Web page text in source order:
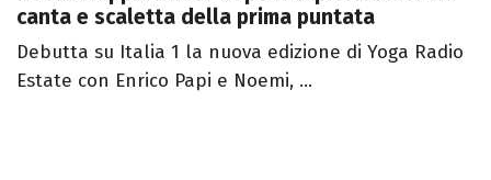
canta e scaletta della prima puntata
Debutta su Italia 1 la nuova edizione di Yoga Radio
Estate con Enrico Papi e Noemi, ...